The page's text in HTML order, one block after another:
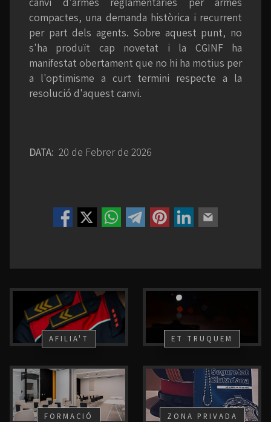
compactes, una demanda històrica i recurrent
per part dels agents. Sobre aquest punt, no
s'ha produït cap novetat i la CGINF ha
manifestat obertament que no hi ha motius per
a l'optimisme a curt termini respecte a la
resolució d'aquest canvi.
DATA: 20 de Febrer de 2026
AFILIA'T ET TRUQUEM
FORMACIÓ ZONA PRIVADA